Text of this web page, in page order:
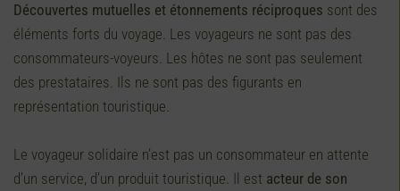
Découvertes mutuelles et étonnements réciproques sont des
éléments forts du voyage. Les voyageurs ne sont pas des
consommateurs-voyeurs. Les hôtes ne sont pas seulement
des prestataires. Ils ne sont pas des figurants en
représentation touristique.
Le voyageur solidaire n’est pas un consommateur en attente
d’un service, d’un produit touristique. Il est acteur de son